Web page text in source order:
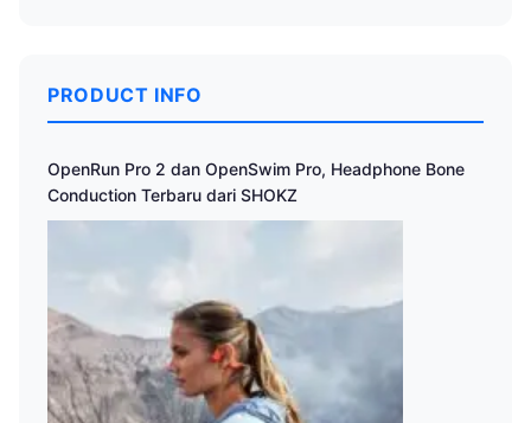
PRODUCT INFO
OpenRun Pro 2 dan OpenSwim Pro, Headphone Bone
Conduction Terbaru dari SHOKZ